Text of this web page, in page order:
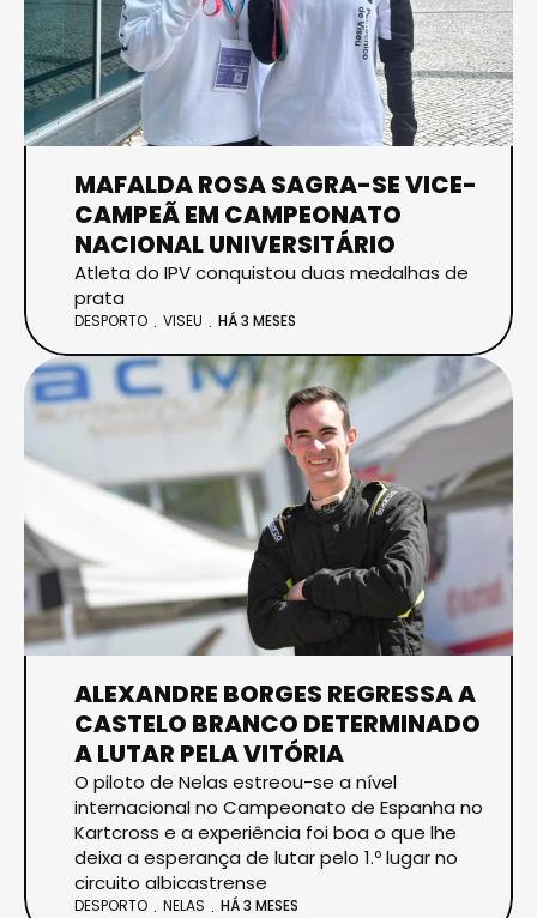
MAFALDA ROSA SAGRA-SE VICE-
CAMPEÃ EM CAMPEONATO
NACIONAL UNIVERSITÁRIO
Atleta do IPV conquistou duas medalhas de
prata
DESPORTO VISEU HÁ 3 MESES
ALEXANDRE BORGES REGRESSA A
CASTELO BRANCO DETERMINADO
A LUTAR PELA VITÓRIA
O piloto de Nelas estreou-se a nível
internacional no Campeonato de Espanha no
Kartcross e a experiência foi boa o que lhe
deixa a esperança de lutar pelo 1.º lugar no
circuito albicastrense
DESPORTO NELAS HÁ 3 MESES